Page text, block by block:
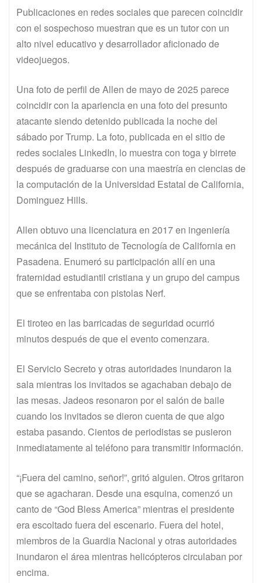
Publicaciones en redes sociales que parecen coincidir
con el sospechoso muestran que es un tutor con un
alto nivel educativo y desarrollador aficionado de
videojuegos.
Una foto de perfil de Allen de mayo de 2025 parece
coincidir con la apariencia en una foto del presunto
atacante siendo detenido publicada la noche del
sábado por Trump. La foto, publicada en el sitio de
redes sociales LinkedIn, lo muestra con toga y birrete
después de graduarse con una maestría en ciencias de
la computación de la Universidad Estatal de California,
Dominguez Hills.
Allen obtuvo una licenciatura en 2017 en ingeniería
mecánica del Instituto de Tecnología de California en
Pasadena. Enumeró su participación allí en una
fraternidad estudiantil cristiana y un grupo del campus
que se enfrentaba con pistolas Nerf.
El tiroteo en las barricadas de seguridad ocurrió
minutos después de que el evento comenzara.
El Servicio Secreto y otras autoridades inundaron la
sala mientras los invitados se agachaban debajo de
las mesas. Jadeos resonaron por el salón de baile
cuando los invitados se dieron cuenta de que algo
estaba pasando. Cientos de periodistas se pusieron
inmediatamente al teléfono para transmitir información.
“¡Fuera del camino, señor!”, gritó alguien. Otros gritaron
que se agacharan. Desde una esquina, comenzó un
canto de “God Bless America” mientras el presidente
era escoltado fuera del escenario. Fuera del hotel,
miembros de la Guardia Nacional y otras autoridades
inundaron el área mientras helicópteros circulaban por
encima.